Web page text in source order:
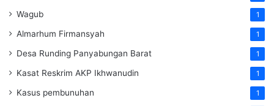
Wagub 1
Almarhum Firmansyah 1
Desa Runding Panyabungan Barat 1
Kasat Reskrim AKP Ikhwanudin 1
Kasus pembunuhan 1